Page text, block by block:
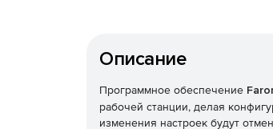
Описание
Программное обеспечение
рабочей станции, делая
изменения настроек будут